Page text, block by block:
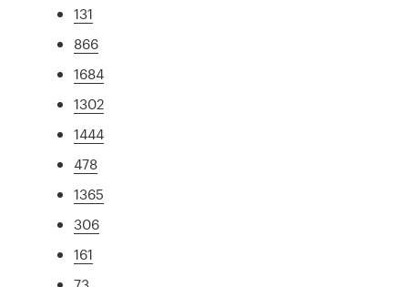
131
866
1684
1302
1444
478
1365
306
161